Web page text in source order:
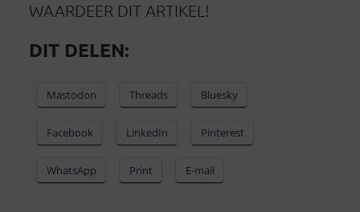
WAARDEER DIT ARTIKEL!
DIT DELEN:
Mastodon Threads Bluesky
Facebook LinkedIn Pinterest
WhatsApp Print E-mail